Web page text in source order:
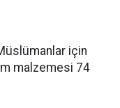
için
malzemesi 74